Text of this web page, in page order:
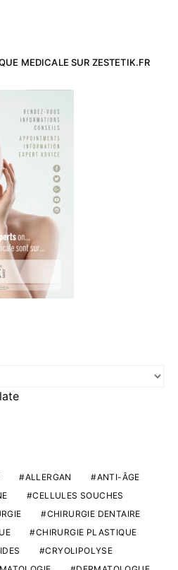
MEDICALE SUR ZESTETIK.FR
ALLERGAN
ANTI-ÂGE
CELLULES SOUCHES
CHIRURGIE DENTAIRE
CHIRURGIE PLASTIQUE
CRYOLIPOLYSE